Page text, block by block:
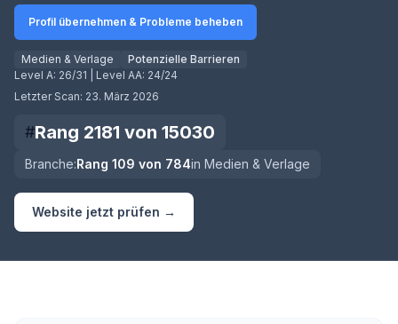
Profil übernehmen & Probleme beheben
Medien & Verlage
Potenzielle Barrieren
Level A: 26/31 | Level AA: 24/24
Letzter Scan: 23. März 2026
#Rang 2181 von 15030
Branche:Rang 109 von 784in Medien & Verlage
Website jetzt prüfen →